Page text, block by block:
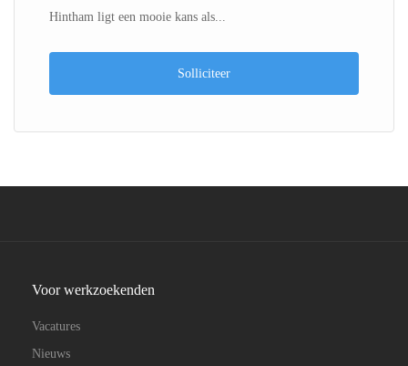
Hintham ligt een mooie kans als...
Solliciteer
Voor werkzoekenden
Vacatures
Nieuws